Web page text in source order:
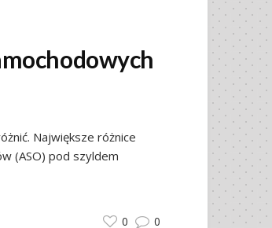
Największe różnice
(ASO) pod szyldem
0 0